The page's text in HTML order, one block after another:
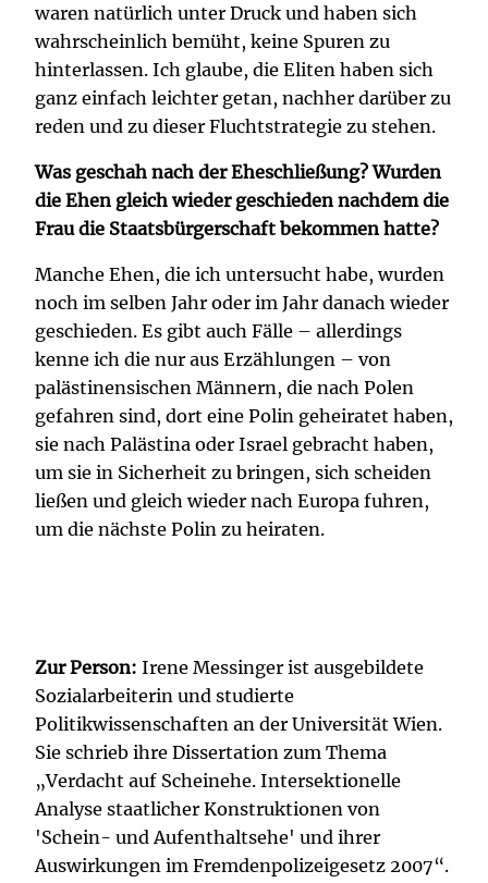
waren natürlich unter Druck und haben sich
wahrscheinlich bemüht, keine Spuren zu
hinterlassen. Ich glaube, die Eliten haben sich
ganz einfach leichter getan, nachher darüber zu
reden und zu dieser Fluchtstrategie zu stehen.
Was geschah nach der Eheschließung? Wurden
die Ehen gleich wieder geschieden nachdem die
Frau die Staatsbürgerschaft bekommen hatte?
Manche Ehen, die ich untersucht habe, wurden
noch im selben Jahr oder im Jahr danach wieder
geschieden. Es gibt auch Fälle – allerdings
kenne ich die nur aus Erzählungen – von
palästinensischen Männern, die nach Polen
gefahren sind, dort eine Polin geheiratet haben,
sie nach Palästina oder Israel gebracht haben,
um sie in Sicherheit zu bringen, sich scheiden
ließen und gleich wieder nach Europa fuhren,
um die nächste Polin zu heiraten.
Zur Person: Irene Messinger ist ausgebildete
Sozialarbeiterin und studierte
Politikwissenschaften an der Universität Wien.
Sie schrieb ihre Dissertation zum Thema
„Verdacht auf Scheinehe. Intersektionelle
Analyse staatlicher Konstruktionen von
'Schein- und Aufenthaltsehe' und ihrer
Auswirkungen im Fremdenpolizeigesetz 2007“.